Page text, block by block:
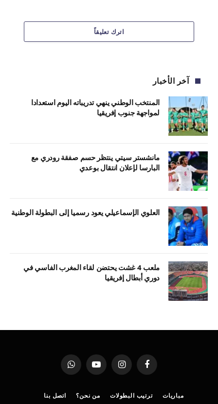
اترك تعليقاً
آخر الأخبار
المنتخب الوطني ينهي تدريباته اليوم استعدادا
لمواجهة جنوب إفريقيا
مانشستر سيتي ينتظر حسم صفقة رودري مع
البارسا لإعلان انتقال بوعدي
العلوي الإسماعيلي يعود رسميا إلى البطولة الوطنية
ملعب 4 غشت يحتضن لقاء المغرب الفاسي في
دوري أبطال إفريقيا
فيسبوك الانستغراميوتيوب واتساب
مباريات ترتيب البطولات من نحن؟ اتصل بنا